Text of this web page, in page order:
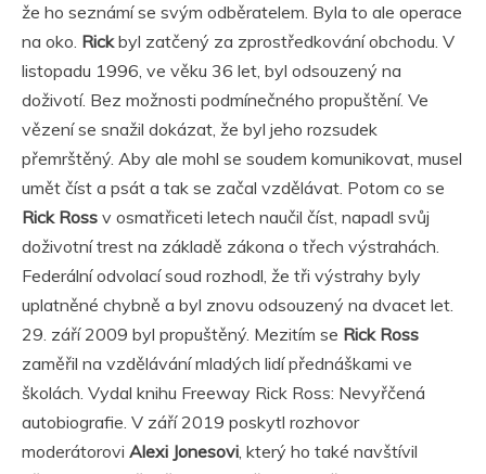
že ho seznámí se svým odběratelem. Byla to ale operace
na oko. Rickbyl zatčený za zprostředkování obchodu. V
listopadu 1996, ve věku 36 let, byl odsouzený na
doživotí. Bez možnosti podmínečného propuštění. Ve
vězení se snažil dokázat, že byl jeho rozsudek
přemrštěný. Aby ale mohl se soudem komunikovat, musel
umět číst a psát a tak se začal vzdělávat. Potom co se
Rick Ross v osmatřiceti letech naučil číst, napadl svůj
doživotní trest na základě zákona o třech výstrahách.
Federální odvolací soud rozhodl, že tři výstrahy byly
uplatněné chybně a byl znovu odsouzený na dvacet let.
29. září 2009 byl propuštěný. Mezitím se Rick Ross
zaměřil na vzdělávání mladých lidí přednáškami ve
školách. Vydal knihu Freeway Rick Ross: Nevyřčená
autobiografie. V září 2019 poskytl rozhovor
moderátorovi Alexi Jonesovi, který ho také navštívil